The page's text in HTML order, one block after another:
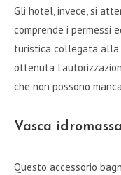
Gli hotel, invece, si
comprende i permessi
turistica collegata alla
ottenuta
che non possono
Vasca
Questo accessorio